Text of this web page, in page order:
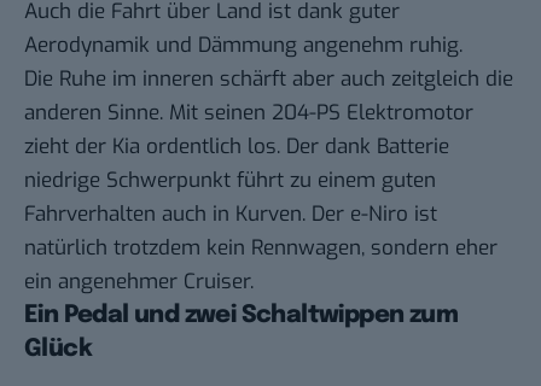
Auch die Fahrt über Land ist dank guter
Aerodynamik und Dämmung angenehm ruhig.
Die Ruhe im inneren schärft aber auch zeitgleich die
anderen Sinne. Mit seinen 204-PS Elektromotor
zieht der Kia ordentlich los. Der dank Batterie
niedrige Schwerpunkt führt zu einem guten
Fahrverhalten auch in Kurven. Der e-Niro ist
natürlich trotzdem kein Rennwagen, sondern eher
ein angenehmer Cruiser.
Ein Pedal und zwei Schaltwippen zum
Glück